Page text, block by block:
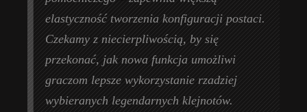
elastyczność tworzenia konfiguracji postaci.
Czekamy z niecierpliwością, by się
przekonać, jak nowa funkcja umożliwi
graczom lepsze wykorzystanie rzadziej
wybieranych legendarnych klejnotów.